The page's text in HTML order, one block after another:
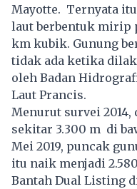
Mayotte. Ternyata
laut berbentuk mirip
km kubik. Gunung
tidak ada ketika
oleh Badan
Laut Prancis.
Menurut survei
sekitar 3.300 m di
Mei 2019, puncak
itu naik menjadi
Bantah Dual Listing